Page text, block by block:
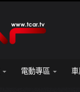
電動專區